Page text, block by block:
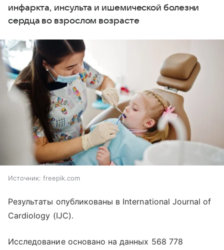
инфаркта, инсульта и ишемической болезни
сердца во взрослом возрасте
Источник: freepik.com
Результаты опубликованы в International Journal of
Cardiology (IJC).
Исследование основано на данных 568 778